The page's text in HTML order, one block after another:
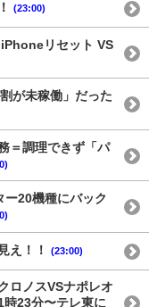
(23:00)
リセット VS
が未稼働」だった
＝調理できず「パ
ー20機種にバック
え！！ (23:00)
ロノスVSナポレオ
時23分〜テレ東に